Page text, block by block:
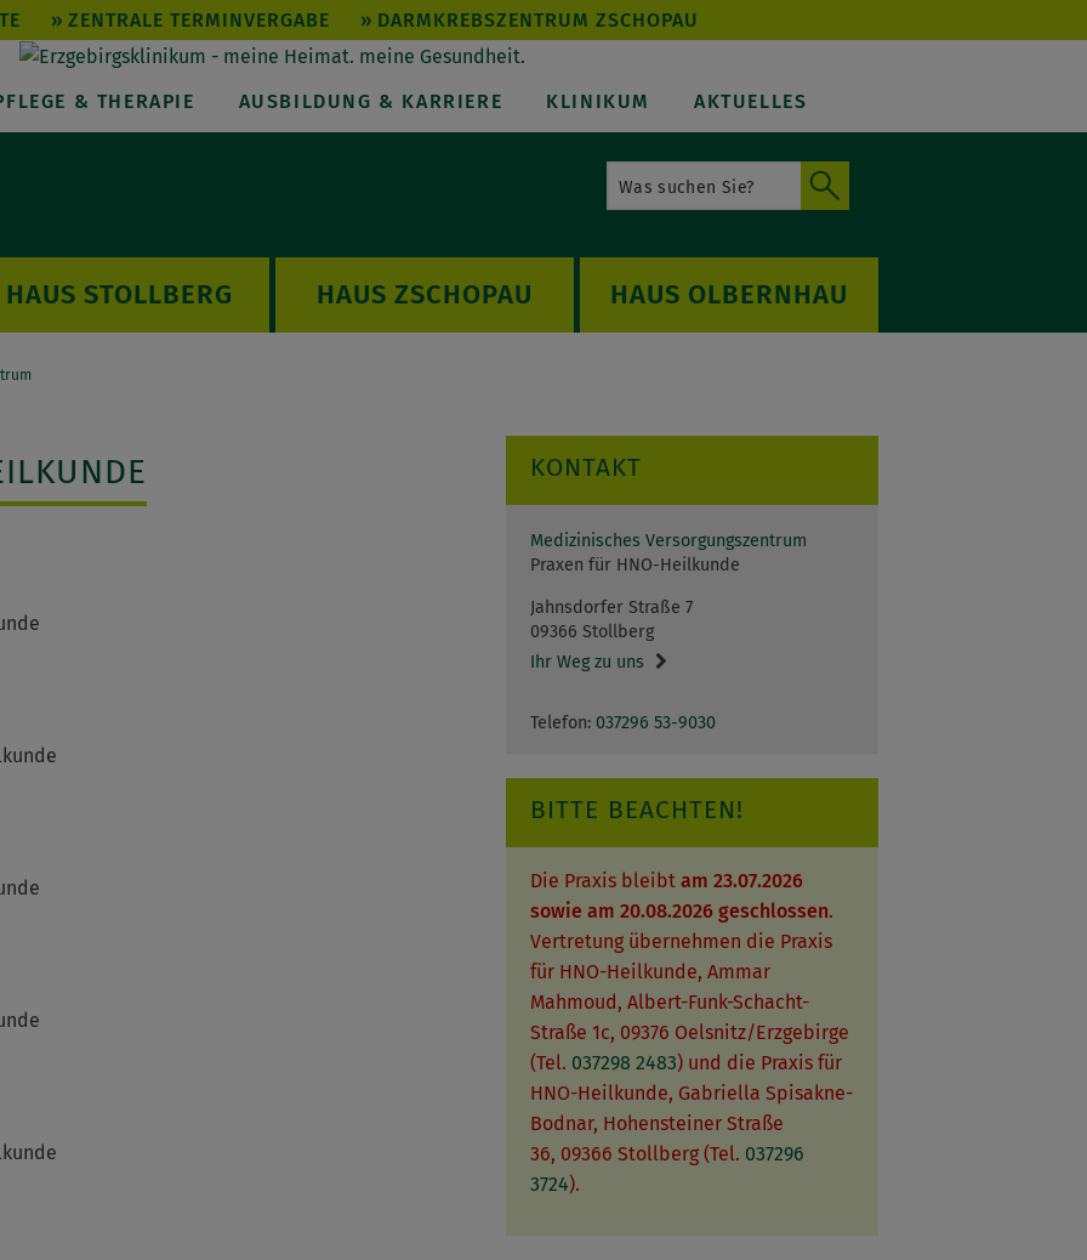
ZENTRALE TERMINVERGABE DARMKREBSZENTRUM ZSCHOPAU
& THERAPIE AUSBILDUNG & KARRIERE KLINIKUM AKTUELLES
STOLLBERG ZSCHOPAU OLBERNHAU
KONTAKT
Medizinisches Versorgungszentrum
Praxen für HNO-Heilkunde
Jahnsdorfer Straße 7
09366 Stollberg
Ihr Weg zu uns
Telefon: 037296 53-9030
BITTE BEACHTEN!
Die Praxis bleibtam 23.07.2026
sowie am 20.08.2026 geschlossen.
Vertretung übernehmen die Praxis
für HNO-Heilkunde, Ammar
Mahmoud, Albert-Funk-Schacht-
Straße 1c, 09376 Oelsnitz/Erzgebirge
(Tel. 037298 2483) und die Praxis für
HNO-Heilkunde, Gabriella Spisakne-
Bodnar, Hohensteiner Straße
36, 09366 Stollberg (Tel. 037296
3724).